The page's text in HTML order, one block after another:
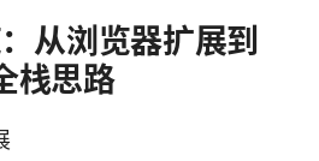
从浏览器扩展到
栈思路